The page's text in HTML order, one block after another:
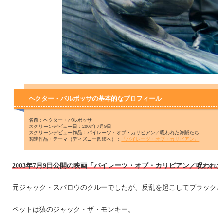
ヘクター・バルボッサの基本的なプロフィール
名前：ヘクター・バルボッサ
スクリーンデビュー日：2003年7月9日
スクリーンデビュー作品：パイレーツ・オブ・カリビアン／呪われた海賊たち
関連作品・テーマ（ディズニー図鑑へ）：
『パイレーツ・オブ・カリビアン』
2003年7月9日公開の映画「パイレーツ・オブ・カリビアン／呪わ
元ジャック・スパロウのクルーでしたが、反乱を起こしてブラッ
ペットは猿のジャック・ザ・モンキー。